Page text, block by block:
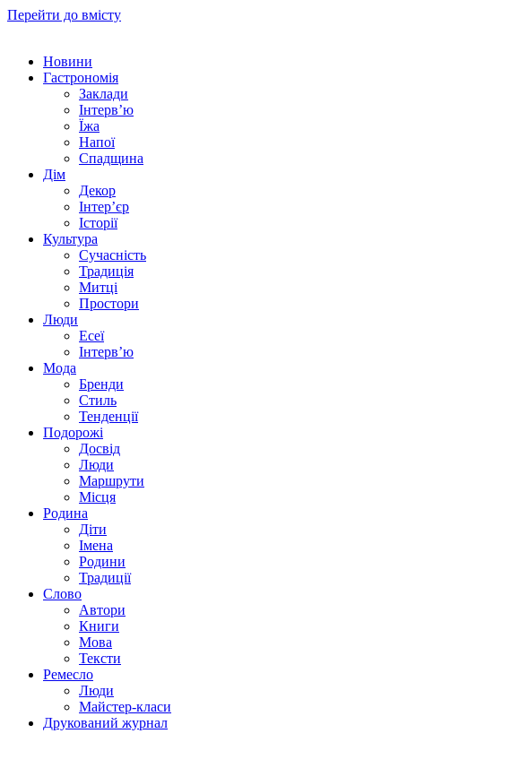
Перейти до вмісту
Новини
Гастрономія
Заклади
Інтерв’ю
Їжа
Напої
Спадщина
Дім
Декор
Інтер’єр
Історії
Культура
Сучасність
Традиція
Митці
Простори
Люди
Есеї
Інтерв’ю
Мода
Бренди
Стиль
Тенденції
Подорожі
Досвід
Люди
Маршрути
Місця
Родина
Діти
Імена
Родини
Традиції
Слово
Автори
Книги
Мова
Тексти
Ремесло
Люди
Майстер-класи
Друкований журнал